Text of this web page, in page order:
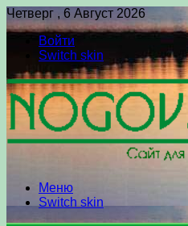
Четверг , 6 Август 2026
Войти
Switch skin
Меню
Switch skin